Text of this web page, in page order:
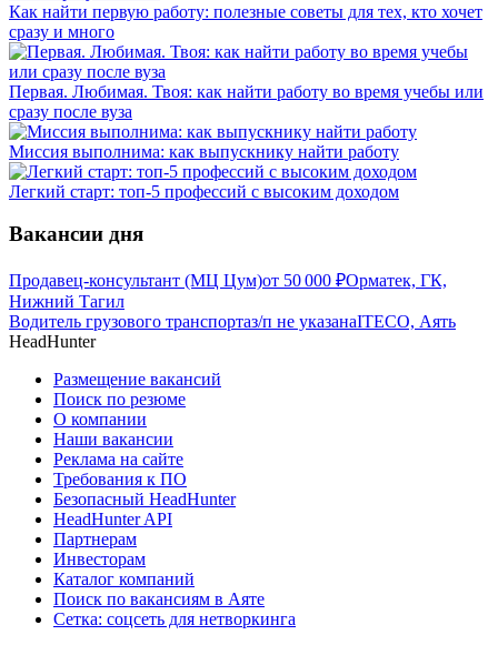
Как найти первую работу: полезные советы для тех, кто хочет
сразу и много
Первая. Любимая. Твоя: как найти работу во время учебы или
сразу после вуза
Миссия выполнима: как выпускнику найти работу
Легкий старт: топ-5 профессий с высоким доходом
Вакансии дня
Продавец-консультант (МЦ Цум)от 50 000 ₽Орматек, ГК,
Нижний Тагил
Водитель грузового транспортаз/п не указанаITECO, Аять
HeadHunter
Размещение вакансий
Поиск по резюме
О компании
Наши вакансии
Реклама на сайте
Требования к ПО
Безопасный HeadHunter
HeadHunter API
Партнерам
Инвесторам
Каталог компаний
Поиск по вакансиям в Аяте
Сетка: соцсеть для нетворкинга